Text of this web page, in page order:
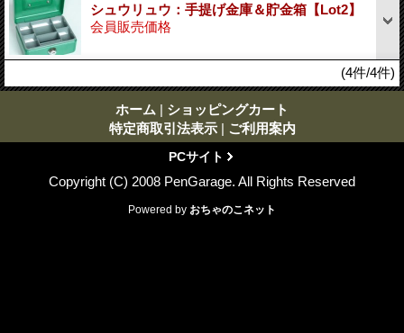
シュウリュウ：手提げ金庫＆貯金箱【Lot2】
会員販売価格
(4件/4件)
ホーム | ショッピングカート
特定商取引法表示 | ご利用案内
PCサイト
Copyright (C) 2008 PenGarage. All Rights Reserved
Powered by おちゃのこネット